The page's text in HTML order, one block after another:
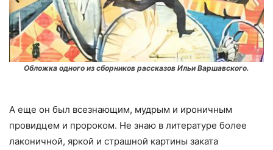
Обложка одного из сборников рассказов Ильи Варшавского.
А еще он был всезнающим, мудрым и ироничным
провидцем и пророком. Не знаю в литературе более
лаконичной, яркой и страшной картины заката